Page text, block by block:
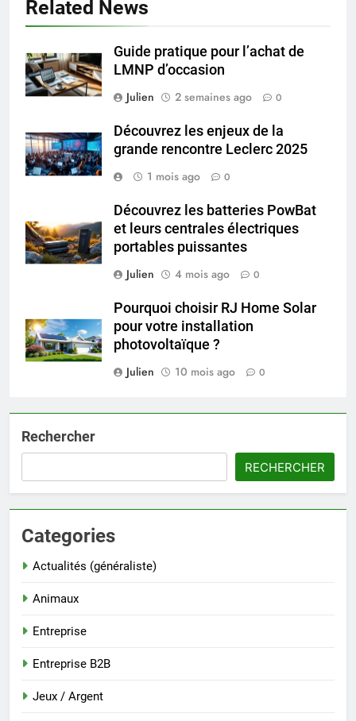
Related News
Guide pratique pour l’achat de
LMNP d’occasion
Julien
2 semaines ago 0
Découvrez les enjeux de la
grande rencontre Leclerc 2025
1 mois ago
0
Découvrez les batteries PowBat
et leurs centrales électriques
portables puissantes
Julien
4 mois ago 0
Pourquoi choisir RJ Home Solar
pour votre installation
photovoltaïque ?
Julien
10 mois ago 0
Rechercher
RECHERCHER
Categories
Actualités (généraliste)
Animaux
Entreprise
Entreprise B2B
Jeux / Argent